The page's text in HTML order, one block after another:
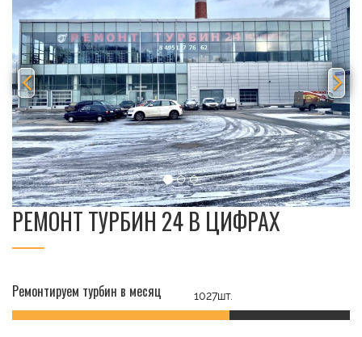
РЕМОНТ ТУРБИН 24 В ЦИФРАХ
Ремонтируем турбин в месяц 1027шт.